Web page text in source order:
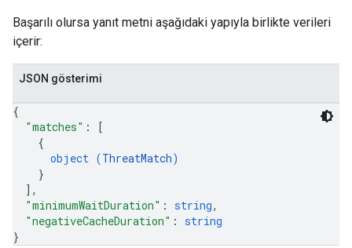
Başarılı olursa yanıt metni aşağıdaki yapıyla birlikte verileri
içerir:
JSON gösterimi
{
"matches" :
[
{
object (ThreatMatch)
}
] ,
"minimumWaitDuration" : string,
"negativeCacheDuration" : string
}